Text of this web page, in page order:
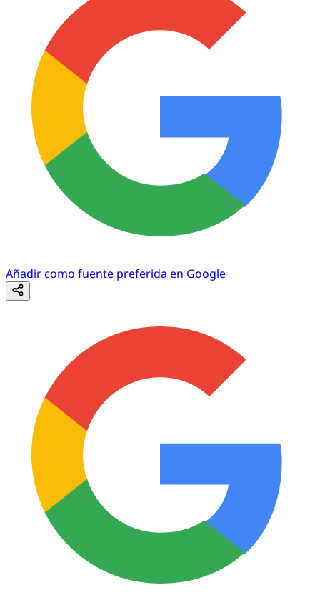
Añadir como fuente preferida en Google